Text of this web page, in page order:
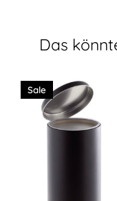
Das
Produkt-Karussell-
Sale